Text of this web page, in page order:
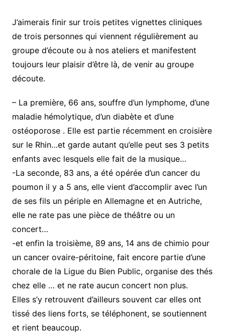
J’aimerais finir sur trois petites vignettes cliniques
de trois personnes qui viennent régulièrement au
groupe d’écoute ou à nos ateliers et manifestent
toujours leur plaisir d’être là, de venir au groupe
découte.
– La première, 66 ans, souffre d’un lymphome, d’une
maladie hémolytique, d’un diabète et d’une
ostéoporose . Elle est partie récemment en croisière
sur le Rhin…et garde autant qu’elle peut ses 3 petits
enfants avec lesquels elle fait de la musique…
-La seconde, 83 ans, a été opérée d’un cancer du
poumon il y a 5 ans, elle vient d’accomplir avec l’un
de ses fils un périple en Allemagne et en Autriche,
elle ne rate pas une pièce de théâtre ou un
concert…
-et enfin la troisième, 89 ans, 14 ans de chimio pour
un cancer ovaire-péritoine, fait encore partie d’une
chorale de la Ligue du Bien Public, organise des thés
chez elle … et ne rate aucun concert non plus.
Elles s’y retrouvent d’ailleurs souvent car elles ont
tissé des liens forts, se téléphonent, se soutiennent
et rient beaucoup.